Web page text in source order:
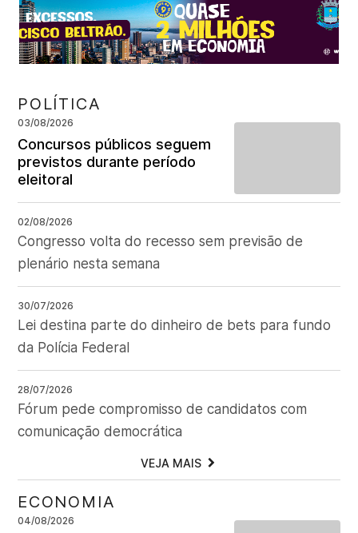
POLÍTICA
03/08/2026
Concursos públicos seguem
previstos durante período
eleitoral
02/08/2026
Congresso volta do recesso sem previsão de
plenário nesta semana
30/07/2026
Lei destina parte do dinheiro de bets para fundo
da Polícia Federal
28/07/2026
Fórum pede compromisso de candidatos com
comunicação democrática
VEJA MAIS
ECONOMIA
04/08/2026